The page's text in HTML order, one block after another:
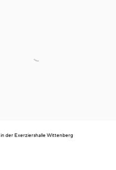
in der Exerziershalle Wittenberg